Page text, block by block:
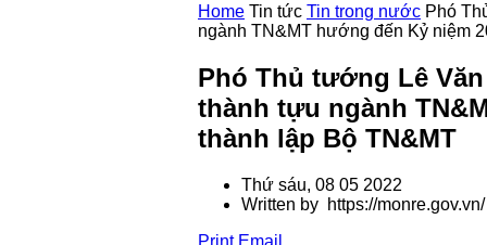
Home Tin tức Tin trong nước Phó
ngành TN&MT hướng đến Kỷ niệm
Phó Thủ tướng Lê
thành tựu ngành
thành lập Bộ TN&MT
Thứ sáu, 08 05 2022
Written by https://monre.gov.vn/
Print Email